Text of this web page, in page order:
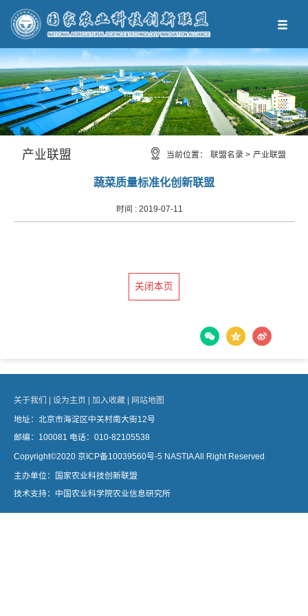
产业联盟 当前位置： 联盟名录 > 产业联盟
蔬菜质量标准化创新联盟
时间 : 2019-07-11
关闭本页
关于我们 | 设为主页 | 加入收藏 |
网站地图
地址：北京市海淀区中关村南大街12号
邮编：100081 电话：010-82105538
Copyright©2020 京ICP备10039560号-5 NASTIA All Right Reserved
主办单位：国家农业科技创新联盟
技术支持：中国农业科学院农业信息研究所